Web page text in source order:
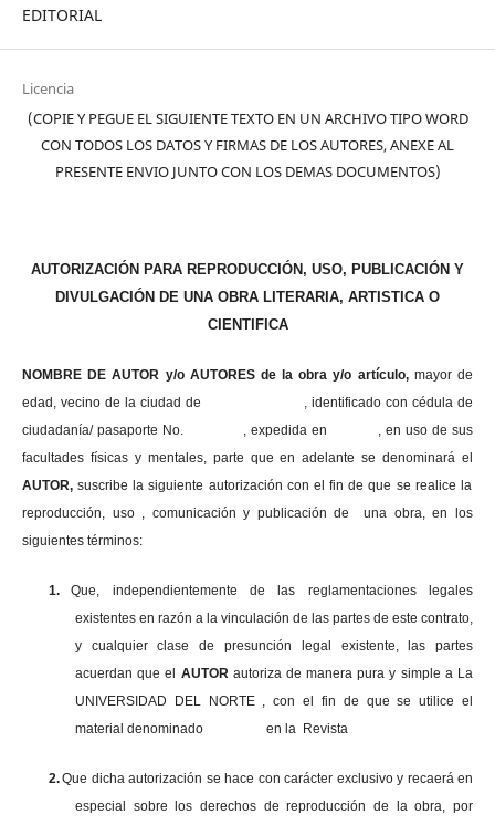
EDITORIAL
Licencia
(COPIE Y PEGUE EL SIGUIENTE TEXTO EN UN ARCHIVO TIPO WORD
CON TODOS LOS DATOS Y FIRMAS DE LOS AUTORES, ANEXE AL
PRESENTE ENVIO JUNTO CON LOS DEMAS DOCUMENTOS)
AUTORIZACIÓN PARA REPRODUCCIÓN, USO, PUBLICACIÓN Y
DIVULGACIÓN DE UNA OBRA LITERARIA, ARTISTICA O
CIENTIFICA
NOMBRE DE AUTOR y/o AUTORES de la obra y/o artículo, mayor de
edad, vecino de la ciudad de , identificado con cédula de
ciudadanía/ pasaporte No. , expedida en , en uso de sus
facultades físicas y mentales, parte que en adelante se denominará el
AUTOR,suscribe la siguiente autorización con el fin de que se realice la
reproducción, uso , comunicación y publicación de una obra, en los
siguientes términos:
1.
Que, independientemente de las reglamentaciones legales
existentes en razón a la vinculación de las partes de este contrato,
y cualquier clase de presunción legal existente, las partes
acuerdan que el AUTOR autoriza de manera pura y simple a La
UNIVERSIDAD DEL NORTE , con el fin de que se utilice el
material denominado en la Revista
2.Que dicha autorización se hace con carácter exclusivo y recaerá en
especial sobre los derechos de reproducción de la obra, por